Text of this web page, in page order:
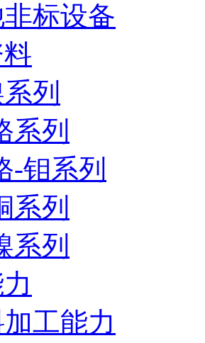
标设备
列
系列
-钼系列
系列
系列
工能力